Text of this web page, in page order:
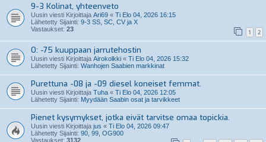
9-3 Kolinat, yhteenveto
Uusin viesti Kirjoittaja Ari69 « Ti Elo 04, 2026 16:15
Lähetetty Sijainti: 9-3 SS, SC, CV ja X
Vastaukset: 23 1 2
O: -75 kuuppaan jarrutehostin
Uusin viesti Kirjoittaja Airokolkki « Ti Elo 04, 2026 15:32
Lähetetty Sijainti: Wanhojen Saabien markkinat
Purettuna -08 ja -09 diesel koneiset femmat.
Uusin viesti Kirjoittaja Tuha « Ti Elo 04, 2026 12:05
Lähetetty Sijainti: Myydään Saabin osat ja tarvikkeet
Pienet kysymykset, jotka eivät tarvitse omaa topickia.
Uusin viesti Kirjoittaja jus « Ti Elo 04, 2026 09:47
Lähetetty Sijainti: 90, 99, OG900
Vastaukset: 3132